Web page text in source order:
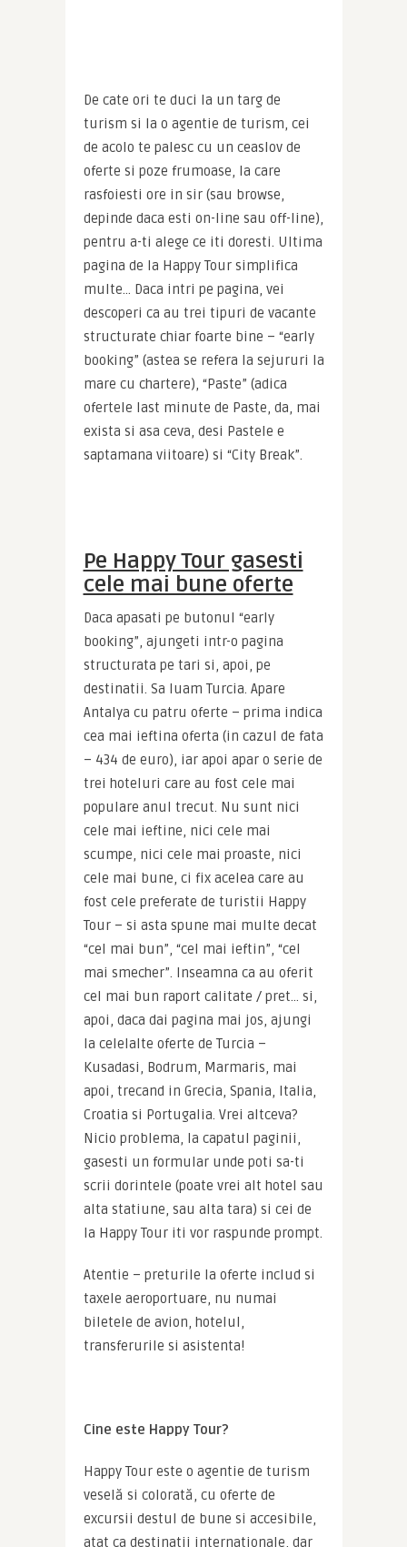
De cate ori te duci la un targ de
turism si la o agentie de turism, cei
de acolo te palesc cu un ceaslov de
oferte si poze frumoase, la care
rasfoiesti ore in sir (sau browse,
depinde daca esti on-line sau off-line),
pentru a-ti alege ce iti doresti. Ultima
pagina de la Happy Tour simplifica
multe… Daca intri pe pagina, vei
descoperi ca au trei tipuri de vacante
structurate chiar foarte bine – “early
booking” (astea se refera la sejururi la
mare cu chartere), “Paste” (adica
ofertele last minute de Paste, da, mai
exista si asa ceva, desi Pastele e
saptamana viitoare) si “City Break”.
Pe Happy Tour gasesti
cele mai bune oferte
Daca apasati pe butonul “early
booking”, ajungeti intr-o pagina
structurata pe tari si, apoi, pe
destinatii. Sa luam Turcia. Apare
Antalya cu patru oferte – prima indica
cea mai ieftina oferta (in cazul de fata
– 434 de euro), iar apoi apar o serie de
trei hoteluri care au fost cele mai
populare anul trecut. Nu sunt nici
cele mai ieftine, nici cele mai
scumpe, nici cele mai proaste, nici
cele mai bune, ci fix acelea care au
fost cele preferate de turistii Happy
Tour – si asta spune mai multe decat
“cel mai bun”, “cel mai ieftin”, “cel
mai smecher”. Inseamna ca au oferit
cel mai bun raport calitate / pret… si,
apoi, daca dai pagina mai jos, ajungi
la celelalte oferte de Turcia –
Kusadasi, Bodrum, Marmaris, mai
apoi, trecand in Grecia, Spania, Italia,
Croatia si Portugalia. Vrei altceva?
Nicio problema, la capatul paginii,
gasesti un formular unde poti sa-ti
scrii dorintele (poate vrei alt hotel sau
alta statiune, sau alta tara) si cei de
la Happy Tour iti vor raspunde prompt.
Atentie – preturile la oferte includ si
taxele aeroportuare, nu numai
biletele de avion, hotelul,
transferurile si asistenta!
Cine este Happy Tour?
Happy Tour este o agentie de turism
veselă si colorată, cu oferte de
excursii destul de bune si accesibile,
atat ca destinatii internationale, dar